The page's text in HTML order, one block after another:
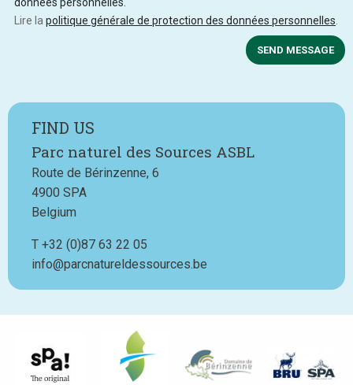
Lire la politique générale de protection des données personnelles
SEND MESSAGE
FIND US
Parc naturel des Sources ASBL
Route de Bérinzenne, 6
4900 SPA
Belgium
T Téléphone
+32 (0)87 63 22 05
info@parcnatureldessources.be